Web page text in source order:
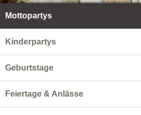
Mottopartys
Kinderpartys
Geburtstage
Feiertage & Anlässe